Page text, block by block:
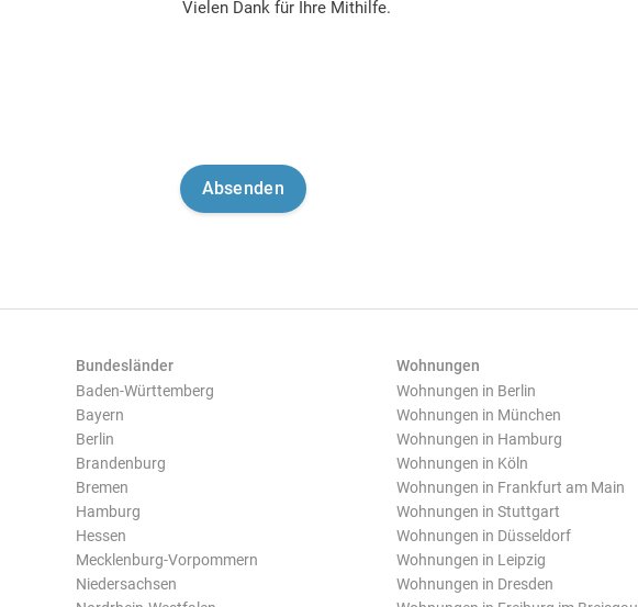
Vielen Dank für Ihre Mithilfe.
Bundesländer
Baden-Württemberg
Bayern
Berlin
Brandenburg
Bremen
Hamburg
Hessen
Mecklenburg-Vorpommern
Niedersachsen
Wohnungen
Wohnungen in Berlin
Wohnungen in München
Wohnungen in Hamburg
Wohnungen in Köln
Wohnungen in Frankfurt am Main
Wohnungen in Stuttgart
Wohnungen in Düsseldorf
Wohnungen in Leipzig
Wohnungen in Dresden